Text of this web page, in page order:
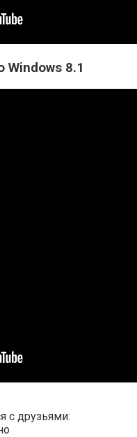
Windows 8.1
с друзьями: